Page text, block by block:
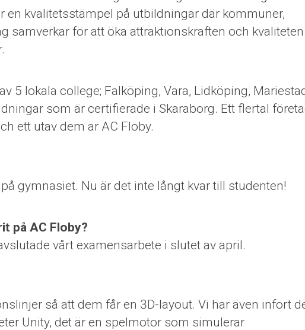
en kvalitetsstämpel på utbildningar där kommuner,
samverkar för att öka attraktionskraften och kvaliteten
5 lokala college; Falköping, Vara, Lidköping,
som är certifierade i Skaraborg. Ett flertal
ett utav dem är AC Floby.
gymnasiet. Nu är det inte långt kvar till studenten!
på AC Floby?
vårt examensarbete i slutet av april.
så att dem får en 3D-layout. Vi har även infört
Unity, det är en spelmotor som simulerar